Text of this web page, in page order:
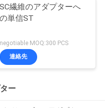
SC繊維のアダプターへ
の単信ST
negotiable MOQ:300 PCS
連絡先
ー